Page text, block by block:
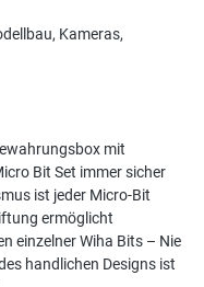
Kameras,
mit
Bit Set immer sicher
ist jeder Micro-Bit
ermöglicht
einzelner Wiha Bits – Nie
handlichen Designs ist